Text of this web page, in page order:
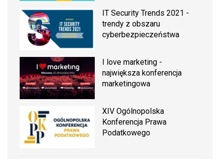
IT Security Trends 2021 -
trendy z obszaru
cyberbezpieczeństwa
I love marketing -
największa konferencja
marketingowa
XIV Ogólnopolska
Konferencja Prawa
Podatkowego